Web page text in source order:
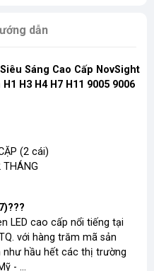
dẫn
Sáng Cao Cấp NovSight
H3 H4 H7 H11 9005 9006
(2 cái)
THÁNG
LED cao cấp nổi tiếng tại
với hàng trăm mã sản
như hầu hết các thị trường
- ...